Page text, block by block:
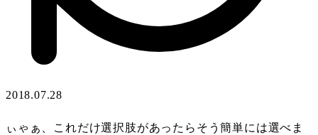
2018.07.28
ぃゃぁ、これだけ選択肢があったらそう簡単には選べま